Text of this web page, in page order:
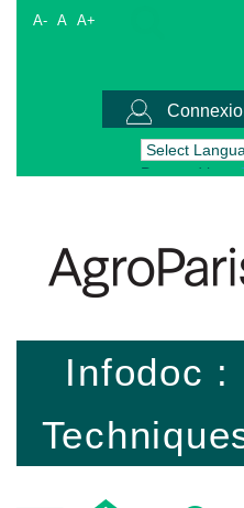
A- A A+
Powered by
Infodoc :